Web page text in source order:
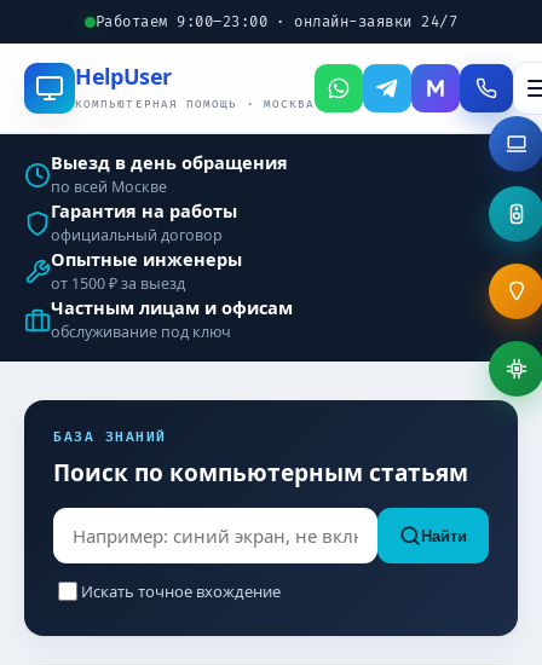
Работаем 9:00–23:00 · онлайн-заявки 24/7
HelpUser
КОМПЬЮТЕРНАЯ ПОМОЩЬ · МОСКВА
Выезд в день обращения
по всей Москве
Гарантия на работы
официальный договор
Опытные инженеры
от 1500 ₽ за выезд
Частным лицам и офисам
обслуживание под ключ
БАЗА ЗНАНИЙ
Поиск по компьютерным статьям
Найти
Искать точное вхождение